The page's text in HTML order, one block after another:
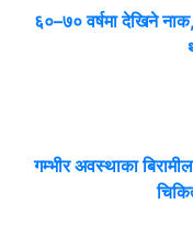
६०–७० वर्षमा देखिने
गम्भीर अवस्थाका